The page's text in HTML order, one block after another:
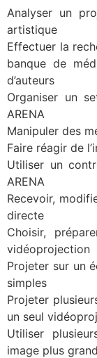
Analyser un
artistique
Effectuer la
banque de
d’auteurs
Organiser un
ARENA
Manipuler des
Faire réagir de
Utiliser un
ARENA
Recevoir,
directe
Choisir,
vidéoprojection
Projeter sur un
simples
Projeter
un seul
Utiliser
image plus